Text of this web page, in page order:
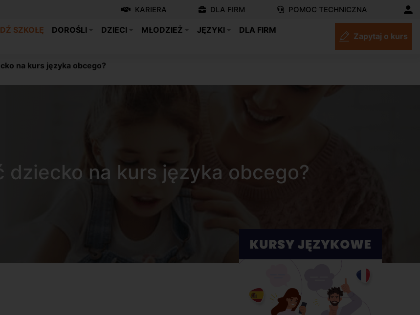
KARIERA DLA FIRM POMOC TECHNICZNA
SZKOŁĘ DOROŚLI DZIECI MŁODZIEŻ JĘZYKI
DLA FIRM
Zapytaj o kurs
na kurs języka obcego?
dziecko na kurs języka obcego?